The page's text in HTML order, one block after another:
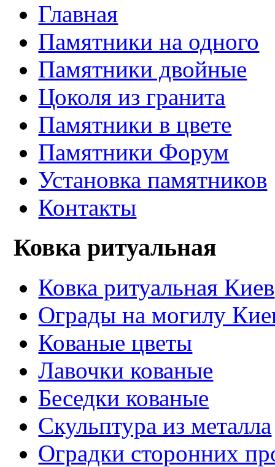
Главная
Памятники на одного
Памятники двойные
Цоколя из гранита
Памятники в цвете
Памятники Форум
Установка памятников
Контакты
Ковка ритуальная
Ковка ритуальная Киев
Ограды на могилу
Кованые цветы
Лавочки кованые
Беседки кованые
Скульптура из металла
Оградки сторонних